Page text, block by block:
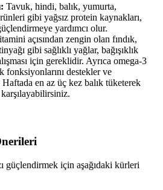
Tavuk, hindi, balık, yumurta,
gibi yağsız protein kaynakları,
yardımcı olur.
açısından zengin olan fındık,
gibi sağlıklı yağlar, bağışıklık
için gereklidir. Ayrıca omega-3
fonksiyonlarını destekler ve
en az üç kez balık tüketerek
karşılayabilirsiniz.
güçlendirmek için aşağıdaki kürleri